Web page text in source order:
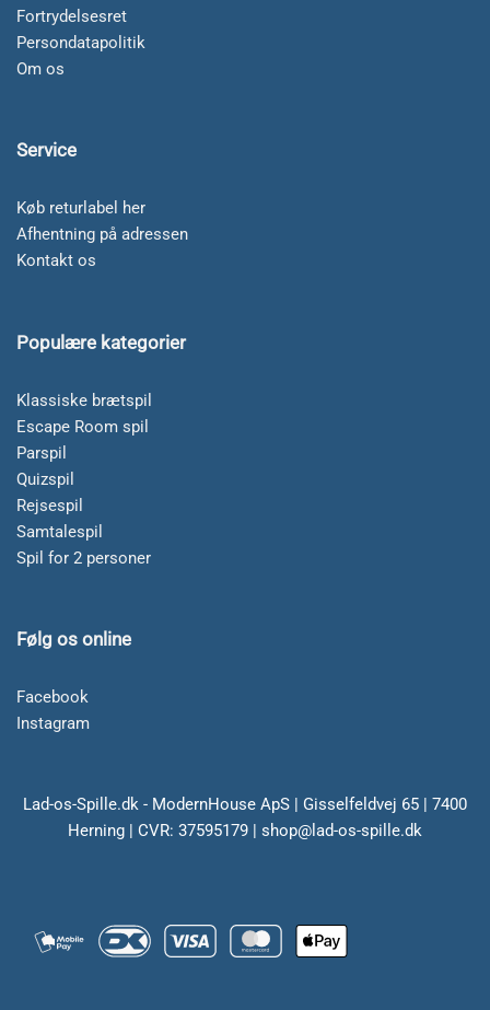
Fortrydelsesret
Persondatapolitik
Om os
Service
Køb returlabel her
Afhentning på adressen
Kontakt os
Populære kategorier
Klassiske brætspil
Escape Room spil
Parspil
Quizspil
Rejsespil
Samtalespil
Spil for 2 personer
Følg os online
Facebook
Instagram
Lad-os-Spille.dk - ModernHouse ApS | Gisselfeldvej 65 | 7400
Herning | CVR: 37595179 | shop@lad-os-spille.dk